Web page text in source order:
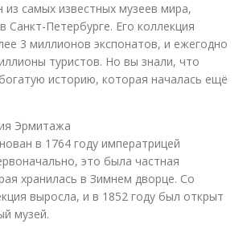
самых известных музеев мира,
Санкт-Петербурге. Его коллекция
3 миллионов экспонатов, и ежегодно
туристов. Но вы знали, что
историю, которая началась ещё
Эрмитажа
в 1764 году императрицей
это была частная
хранилась в Зимнем дворце. Со
выросла, и в 1852 году был открыт
музей.